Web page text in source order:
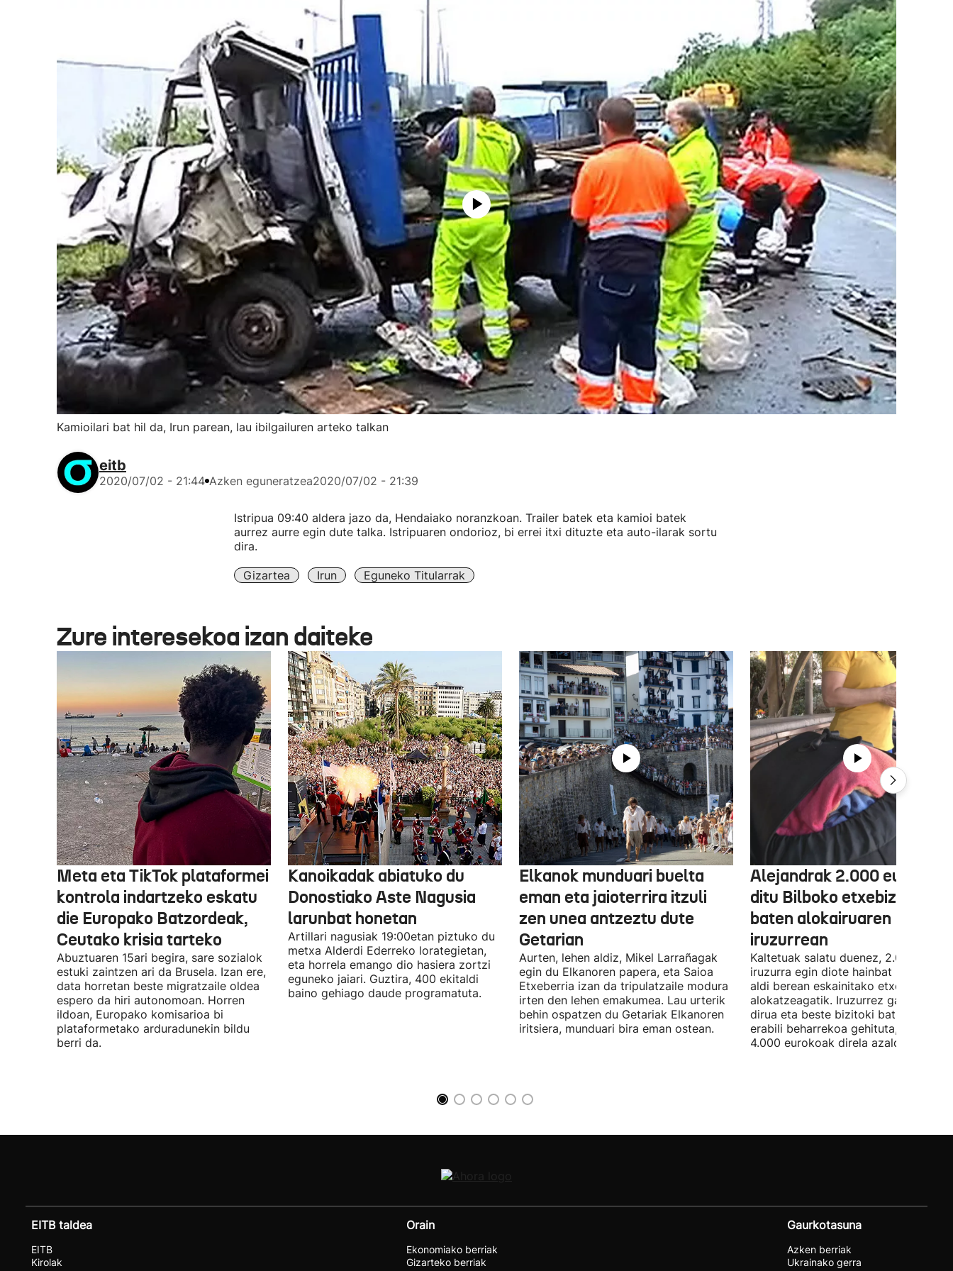
Kamioilari bat hil da, Irun parean, lau ibilgailuren arteko talkan
eitb
2020/07/02 - 21:44 Azken eguneratzea2020/07/02 - 21:39
Istripua 09:40 aldera jazo da, Hendaiako noranzkoan. Trailer batek eta kamioi batek
aurrez aurre egin dute talka. Istripuaren ondorioz, bi errei itxi dituzte eta auto-ilarak sortu
dira.
Gizartea Irun Eguneko Titularrak
Zure interesekoa izan daiteke
Meta eta TikTok plataformei
kontrola indartzeko eskatu
die Europako Batzordeak,
Ceutako krisia tarteko
Abuztuaren 15ari begira, sare sozialok
estuki zaintzen ari da Brusela. Izan ere,
data horretan beste migratzaile oldea
espero da hiri autonomoan. Horren
ildoan, Europako komisarioa bi
plataformetako arduradunekin bildu
berri da.
Kanoikadak abiatuko du
Donostiako Aste Nagusia
larunbat honetan
Artillari nagusiak 19:00etan piztuko du
metxa Alderdi Ederreko lorategietan,
eta horrela emango dio hasiera zortzi
eguneko jaiari. Guztira, 400 ekitaldi
baino gehiago daude programatuta.
Elkanok munduari buelta
eman eta jaioterrira itzuli
zen unea antzeztu dute
Getarian
Aurten, lehen aldiz, Mikel Larrañagak
egin du Elkanoren papera, eta Saioa
Etxeberria izan da tripulatzaile modura
irten den lehen emakumea. Lau urterik
behin ospatzen du Getariak Elkanoren
iritsiera, munduari bira eman ostean.
Alejandrak 2.000 euro
ditu Bilboko etxebizitza
baten alokairuaren
iruzurrean
Kaltetuak salatu duenez, 2.000
iruzurra egin diote hainbat pertsonari
aldi berean eskainitako etxebizitza
alokatzeagatik. Iruzurrez galdutako
dirua eta beste bizitoki bat
erabili beharrekoa gehituta, galerak
4.000 eurokoak direla azaldu du.
EITB taldea
EITB
Kirolak
Orain
Ekonomiako berriak
Gizarteko berriak
Gaurkotasuna
Azken berriak
Ukrainako gerra